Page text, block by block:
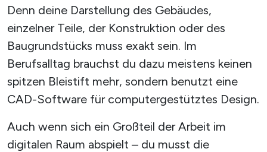
Denn deine Darstellung des Gebäudes,
einzelner Teile, der Konstruktion oder des
Baugrundstücks muss exakt sein. Im
Berufsalltag brauchst du dazu meistens keinen
spitzen Bleistift mehr, sondern benutzt eine
CAD-Software für computergestütztes Design.
Auch wenn sich ein Großteil der Arbeit im
digitalen Raum abspielt – du musst die